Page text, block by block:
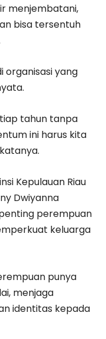
menjembatani,
bisa tersentuh
organisasi yang
tahun tanpa
ini harus kita
Kepulauan Riau
Dwiyanna
perempuan
keluarga
punya
menjaga
identitas kepada